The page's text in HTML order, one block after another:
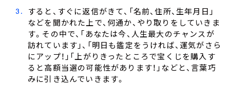
すると、すぐに返信がきて、「名前、住所、生年月日」
などを聞かれた上で、何通か、やり取りをしていきま
す。その中で、「あなたは今、人生最大のチャンスが
訪れています」、「明日も鑑定をうければ、運気がさら
にアップ！」「上がりきったところで宝くじを購入す
ると高額当選の可能性があります！」などと、言葉巧
みに引き込んでいきます。